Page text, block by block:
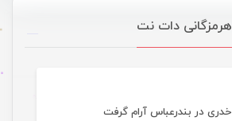
هرمزگانی دات نت
خدری در بندرعباس آرام گرفت